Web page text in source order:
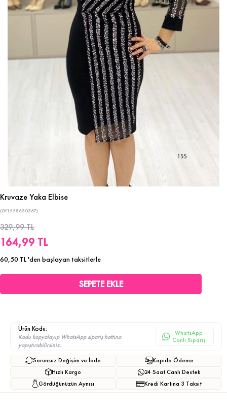
Kruvaze Yaka Elbise
(0Y1558630367)
329,99 TL
164,99 TL
60,50 TL'den başlayan taksitlerle
Ürün Kodu:
Kodu kopyalayıp WhatsApp sipariş hattına
yapıştırabilirsiniz.
WhatsApp
Canlı Sipariş
Sorunsuz Değişim ve İade
Hızlı Kargo
Gördüğünüzün Aynısı
Kapıda Ödeme
24 Saat Canlı Destek
Kredi Kartına 3 Taksit